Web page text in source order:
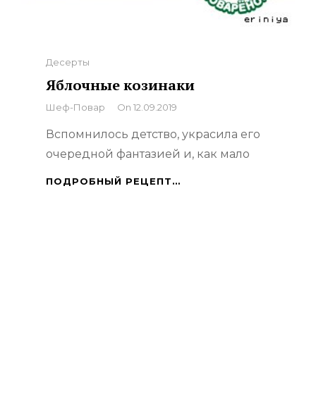
Categories
Десерты
Яблочные козинаки
By
Шеф-Повар On 12.09.2019
Вспомнилось детство, украсила его
очередной фантазией и, как мало
ПОДРОБНЫЙ РЕЦЕПТ…